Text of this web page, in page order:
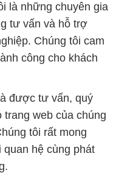
là những chuyên gia
tư vấn và hỗ trợ
Chúng tôi cam
công cho khách
được tư vấn, quý
trang web của chúng
tôi rất mong
hệ cùng phát